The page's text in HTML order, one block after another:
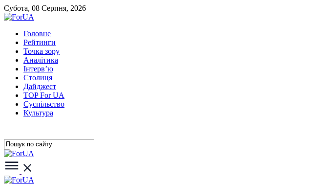
Субота, 08 Серпня, 2026
Головне
Рейтинги
Точка зору
Аналітика
Інтерв’ю
Столиця
Дайджест
TOP For UA
Суспiльство
Культура